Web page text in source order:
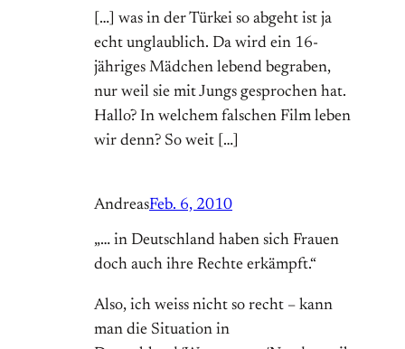
[…] was in der Türkei so abgeht ist ja
echt unglaublich. Da wird ein 16-
jähriges Mädchen lebend begraben,
nur weil sie mit Jungs gesprochen hat.
Hallo? In welchem falschen Film leben
wir denn? So weit […]
AndreasFeb. 6, 2010
„… in Deutschland haben sich Frauen
doch auch ihre Rechte erkämpft.“
Also, ich weiss nicht so recht – kann
man die Situation in